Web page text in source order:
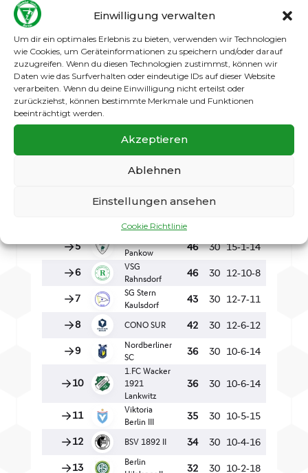
Einwilligung verwalten
Um dir ein optimales Erlebnis zu bieten, verwenden wir Technologien
wie Cookies, um Geräteinformationen zu speichern und/oder darauf
zuzugreifen. Wenn du diesen Technologien zustimmst, können wir
Daten wie das Surfverhalten oder eindeutige IDs auf dieser Website
verarbeiten. Wenn du deine Einwilligung nicht erteilst oder
zurückziehst, können bestimmte Merkmale und Funktionen
beeinträchtigt werden.
Akzeptieren
Ablehnen
Einstellungen ansehen
Cookie Richtlinie